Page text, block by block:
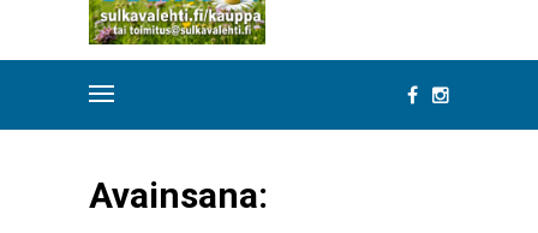
Avainsana: